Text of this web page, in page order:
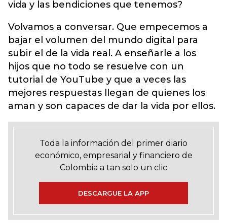
vida y las bendiciones que tenemos?
Volvamos a conversar. Que empecemos a
bajar el volumen del mundo digital para
subir el de la vida real. A enseñarle a los
hijos que no todo se resuelve con un
tutorial de YouTube y que a veces las
mejores respuestas llegan de quienes los
aman y son capaces de dar la vida por ellos.
Toda la información del primer diario
económico, empresarial y financiero de
Colombia a tan solo un clic
DESCARGUE LA APP